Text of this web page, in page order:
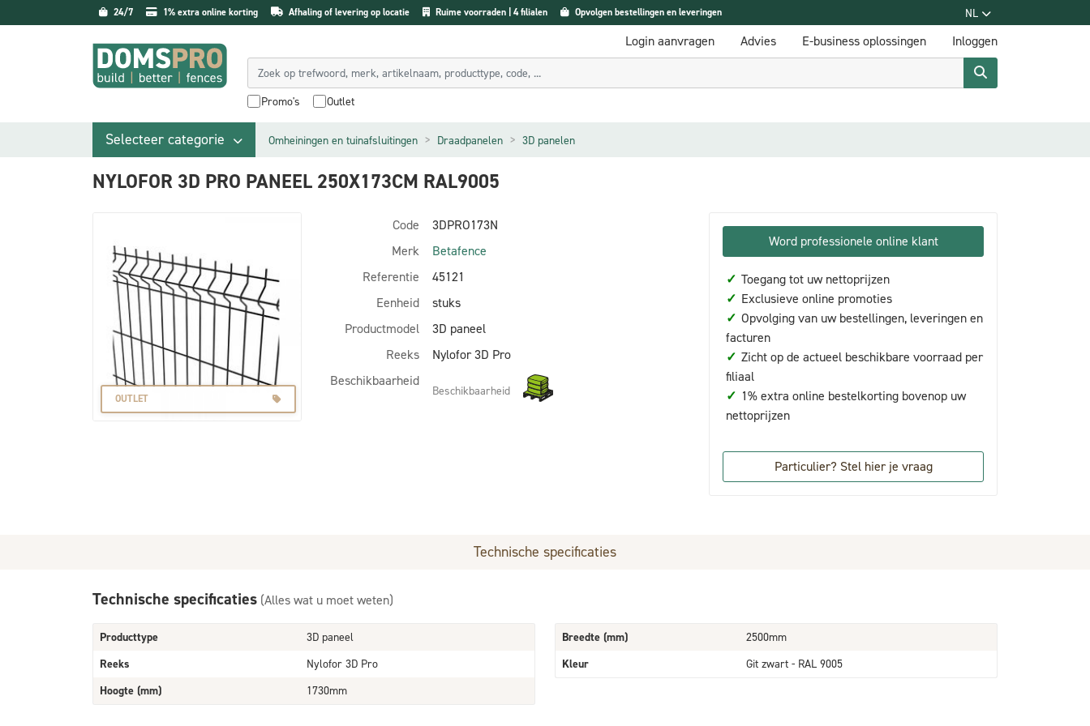
24/7 1% extra online korting Afhaling of levering op locatie Ruime voorraden | 4 filialen Opvolgen bestellingen en leveringen NL
Login aanvragen Advies E-business oplossingen Inloggen
Promo's Outlet
Selecteer categorie Omheiningen en tuinafsluitingen Draadpanelen 3D panelen
NYLOFOR 3D PRO PANEEL 250X173CM RAL9005
OUTLET
Code
3DPRO173N
Merk
Betafence
Referentie
45121
Eenheid
stuks
Productmodel
3D paneel
Reeks
Nylofor 3D Pro
Beschikbaarheid
Beschikbaarheid
Word professionele online klant
✓ Toegang tot uw nettoprijzen
✓ Exclusieve online promoties
✓ Opvolging van uw bestellingen, leveringen en
facturen
✓ Zicht op de actueel beschikbare voorraad per
filiaal
✓ 1% extra online bestelkorting bovenop uw
nettoprijzen
Particulier? Stel hier je vraag
Technische specificaties
Technische specificaties (Alles wat u moet weten)
Producttype
3D paneel
Reeks
Nylofor 3D Pro
Hoogte (mm)
1730mm
Breedte (mm)
2500mm
Kleur
Git zwart - RAL 9005